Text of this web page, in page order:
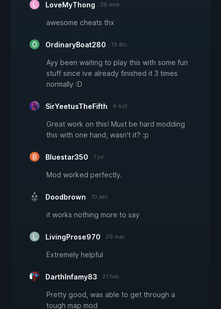
LoveMyThong 26 ene.
awesome cheats thx
OrdinaryBoat280 13 dic.
Ayy been waiting to play this with some fun
stuff since ive already finished it 3 times
normally :D
SirYeetusTheFifth 4 oct.
Great work on this! Must be hard modding
this with one hand, wasn't it? :p
Bluestar350 1 jul.
Mod worked perfectly.
Doodbrown 10 abr.
it works nothing more to say
LivingProse970 29 mar.
Extremely helpful
DarthInfamy83 27 feb.
Pretty good, was able to get through a
tough map mod